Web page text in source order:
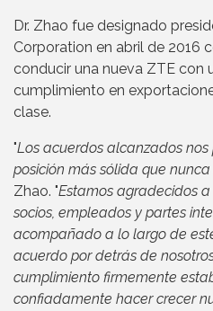
Dr. Zhao fue designado
Corporation en abril de 2016
conducir una nueva ZTE con
cumplimiento en
clase.
"Los acuerdos alcanzados
posición más sólida que
Zhao. "Estamos agradecidos
socios, empleados y partes
acompañado a lo largo de
acuerdo por detrás de
cumplimiento firmemente
confiadamente hacer crecer